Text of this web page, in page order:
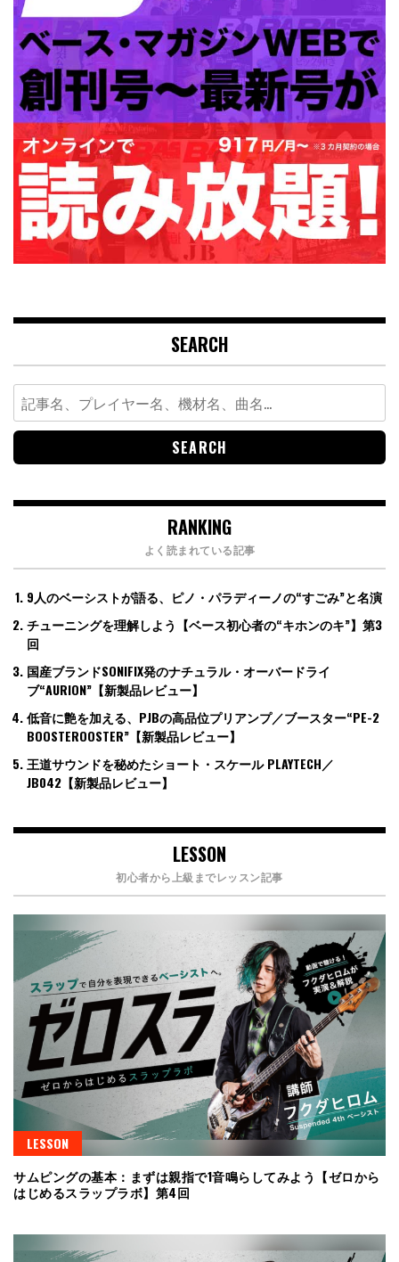
SEARCH
Search
for:
RANKING
よく読まれている記事
9人のベーシストが語る、ピノ・パラディーノの“すごみ”と名演
チューニングを理解しよう【ベース初心者の“キホンのキ”】第3
回
国産ブランドSONIFIX発のナチュラル・オーバードライ
ブ“AURION”【新製品レビュー】
低音に艶を加える、PJBの高品位プリアンプ／ブースター“PE-2
BOOSTEROOSTER”【新製品レビュー】
王道サウンドを秘めたショート・スケール PLAYTECH／
JB042【新製品レビュー】
LESSON
初心者から上級までレッスン記事
LESSON
サムピングの基本：まずは親指で1音鳴らしてみよう【ゼロから
はじめるスラップラボ】第4回